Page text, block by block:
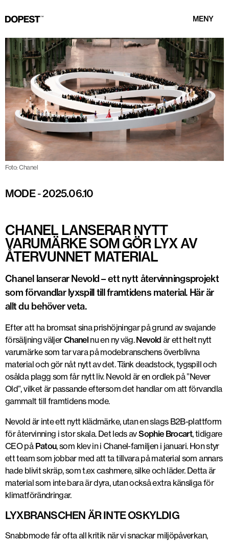
MENY
Foto: Chanel
MODE-2025.06.10
CHANEL LANSERAR NYTT
VARUMÄRKE SOM GÖR LYX AV
ÅTERVUNNET MATERIAL
Chanel lanserar Nevold – ett nytt återvinningsprojekt
som förvandlar lyxspill till framtidens material. Här är
allt du behöver veta.
Efter att ha bromsat sina prishöjningar på grund av svajande
försäljning väljerChanel nu en ny väg.Nevold ärett helt nytt
varumärke som tar vara på modebranschens överblivna
material och gör nåt nytt av det. Tänk deadstock, tygspill och
osålda plagg som får nytt liv. Nevold är en ordlek på ”Never
Old”, vilket är passande eftersom det handlar om att förvandla
gammalt till framtidens mode.
Nevold är inte ett nytt klädmärke, utan en slags B2B-plattform
för återvinning i stor skala. Det leds avSophie Brocart, tidigare
CEO på Patou, som klev in i Chanel-familjen i januari. Hon styr
ett team som jobbar med att ta tillvara på material som annars
hade blivit skräp, som t.ex cashmere, silke och läder. Detta är
material som inte bara är dyra, utan också extra känsliga för
klimatförändringar.
LYXBRANSCHEN ÄR INTE OSKYLDIG
Snabbmode får ofta all kritik när vi snackar miljöpåverkan,